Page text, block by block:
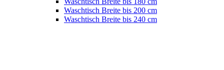
Waschtisch Breite bis 200 cm
Waschtisch Breite bis 240 cm